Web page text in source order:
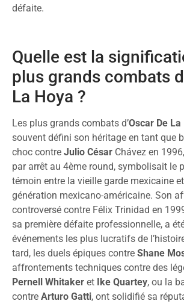
défaite.
Quelle est la
plus grands combats
La Hoya ?
Les plus grands combats d’Oscar De La
souvent défini son héritage en tant que
choc contre Julio César Chávez en
par arrêt au 4ème round, symbolisait le
témoin entre la vieille garde mexicaine
génération mexicano-américaine. Son
controversé contre Félix Trinidad en
sa première défaite professionnelle, a
événements les plus lucratifs de
tard, les duels épiques contre Shane
affrontements techniques contre des
Pernell Whitaker et Ike Quartey, ou la
contre Arturo Gatti, ont solidifié sa